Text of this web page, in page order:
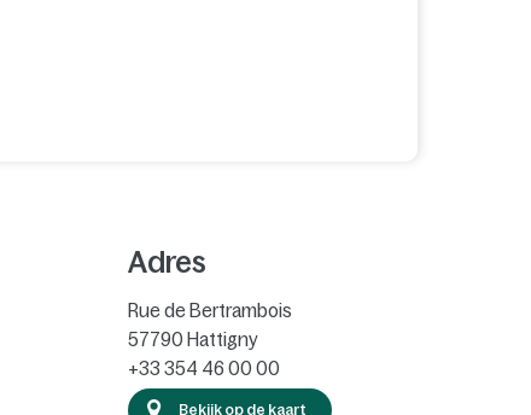
Adres
Rue de Bertrambois
57790 Hattigny
+33 354 46 00 00
Bekijk op de kaart